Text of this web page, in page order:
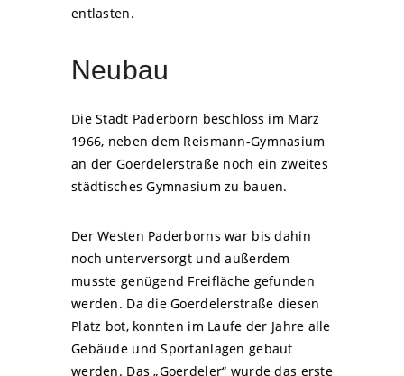
entlasten.
Neubau
Die Stadt Paderborn beschloss im März
1966, neben dem Reismann-Gymnasium
an der Goerdelerstraße noch ein zweites
städtisches Gymnasium zu bauen.
Der Westen Paderborns war bis dahin
noch unterversorgt und außerdem
musste genügend Freifläche gefunden
werden. Da die Goerdelerstraße diesen
Platz bot, konnten im Laufe der Jahre alle
Gebäude und Sportanlagen gebaut
werden. Das „Goerdeler“ wurde das erste